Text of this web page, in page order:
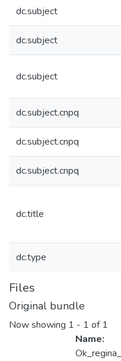
dc.subject
dc.subject
dc.subject
dc.subject.cnpq
dc.subject.cnpq
dc.subject.cnpq
dc.title
dc.type
Files
Original bundle
Now showing 1 - 1 of 1
Name: